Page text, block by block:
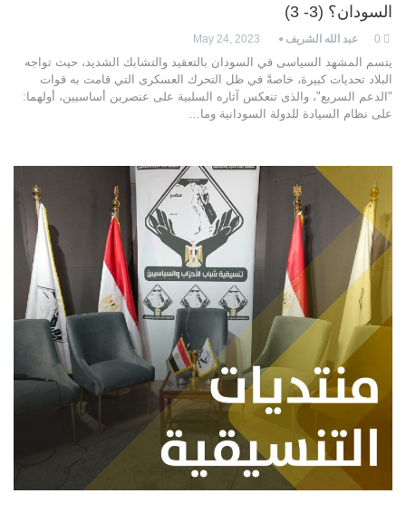
السودان؟ (3- 3)
عبد الله الشريف May 24, 2023
يتسم المشهد السياسى في السودان بالتعقيد والتشابك الشديد، حيث تواجه
البلاد تحديات كبيرة، خاصةً في ظل التحرك العسكرى التي قامت به قوات
"الدعم السريع"، والذى تنعكس آثاره السلبية على عنصرين أساسيين، أولهما:
على نظام السيادة للدولة السودانية وما…